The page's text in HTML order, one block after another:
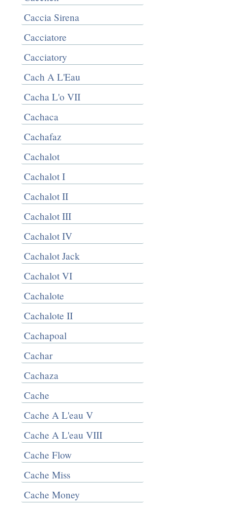
Caccia Sirena
Cacciatore
Cacciatory
Cach A L'Eau
Cacha L'o VII
Cachaca
Cachafaz
Cachalot
Cachalot I
Cachalot II
Cachalot III
Cachalot IV
Cachalot Jack
Cachalot VI
Cachalote
Cachalote II
Cachapoal
Cachar
Cachaza
Cache
Cache A L'eau V
Cache A L'eau VIII
Cache Flow
Cache Miss
Cache Money